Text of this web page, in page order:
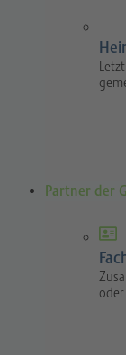
Partner der